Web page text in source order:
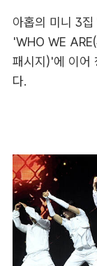
아홉의 미니 3
'WHO WE
패시지)'에 이어
다.